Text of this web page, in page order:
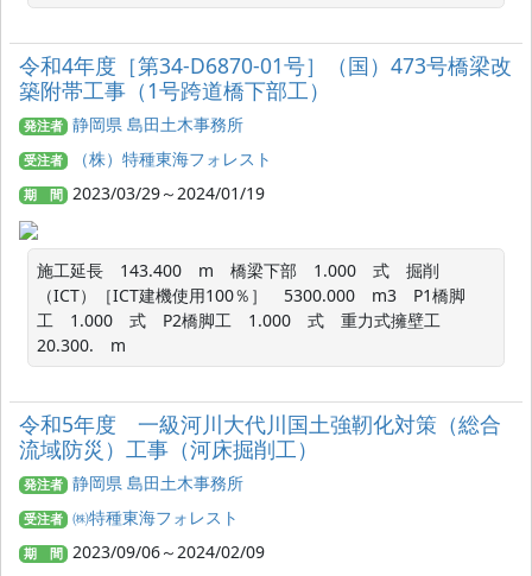
令和4年度［第34-D6870-01号］（国）473号橋梁改
築附帯工事（1号跨道橋下部工）
発注者 静岡県 島田土木事務所
受注者 （株）特種東海フォレスト
期 間 2023/03/29～2024/01/19
施工延長　143.400　m　橋梁下部　1.000　式　掘削
（ICT）［ICT建機使用100％］　5300.000　m3　P1橋脚
工　1.000　式　P2橋脚工　1.000　式　重力式擁壁工
20.300.　m
令和5年度 一級河川大代川国土強靭化対策（総合
流域防災）工事（河床掘削工）
発注者 静岡県 島田土木事務所
受注者 ㈱特種東海フォレスト
期 間 2023/09/06～2024/02/09